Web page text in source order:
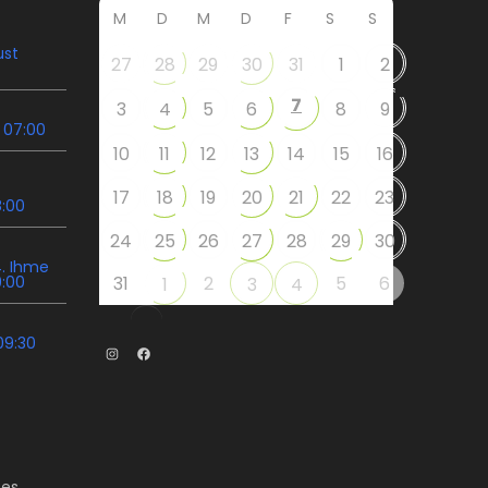
Ihme
M D M D F S S
27 28 29 30 31 1
2
3
4 5 6 7 8
9
10
11 12 13 14 15
16
17
18 19 20 21 22
23
24
25 26 27 28 29
30
31
1 2 3 4 5 6